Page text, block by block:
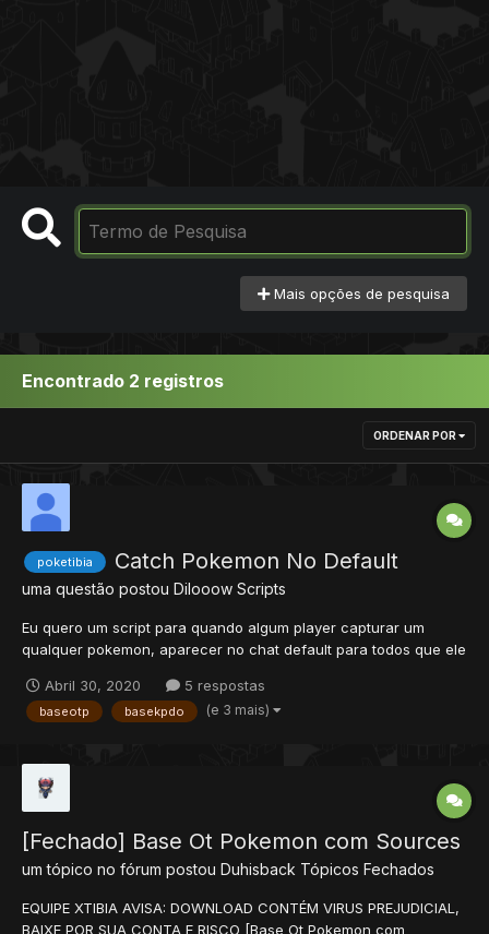
Mais opções de pesquisa
Encontrado 2 registros
ORDENAR POR
poketibia Catch Pokemon No Default
uma questão postou Dilooow Scripts
Eu quero um script para quando algum player capturar um
qualquer pokemon, aparecer no chat default para todos que ele
Se for um pokemon normal aparecer em azul Fulano acabou de
capturar um Gloom Se f...
Abril 30, 2020 5 respostas
baseotp basekpdo (e 3 mais)
[Fechado] Base Ot Pokemon com Sources
um tópico no fórum postou Duhisback Tópicos Fechados
EQUIPE XTIBIA AVISA: DOWNLOAD CONTÉM VIRUS PREJUDICIAL,
BAIXE POR SUA CONTA E RISCO [Base Ot Pokemon com